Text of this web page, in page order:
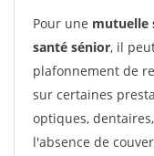
Pour une mutuelle
santé sénior, il
plafonnement de
sur certaines
optiques,
l'absence de